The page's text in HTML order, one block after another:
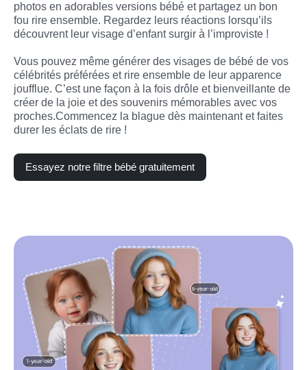
photos en adorables versions bébé et partagez un bon
fou rire ensemble. Regardez leurs réactions lorsqu’ils
découvrent leur visage d’enfant surgir à l’improviste !
Vous pouvez même générer des visages de bébé de vos
célébrités préférées et rire ensemble de leur apparence
joufflue. C’est une façon à la fois drôle et bienveillante de
créer de la joie et des souvenirs mémorables avec vos
proches.Commencez la blague dès maintenant et faites
durer les éclats de rire !
Essayez notre filtre bébé gratuitement